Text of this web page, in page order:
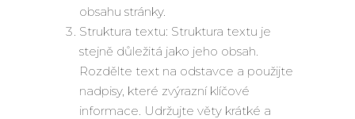
obsahu stránky.
Struktura textu: Struktura textu je
stejně důležitá jako jeho obsah.
Rozdělte text na odstavce a použijte
nadpisy, které zvýrazní klíčové
informace. Udržujte věty krátké a